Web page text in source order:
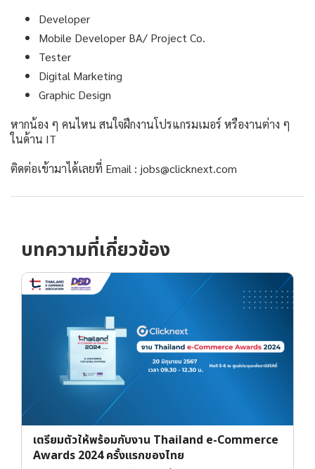
Developer
Mobile Developer BA/ Project Co.
Tester
Digital Marketing
Graphic Design
หากน้อง ๆ คนไหน สนใจฝึกงานโปรแกรมเมอร์ หรืองานต่าง ๆ
ในด้าน IT
ติดต่อเข้ามาได้เลยที่ Email : jobs@clicknext.com
บทความที่เกี่ยวข้อง
เตรียมตัวให้พร้อมกับงาน Thailand e-Commerce
Awards 2024 ครั้งแรกของไทย